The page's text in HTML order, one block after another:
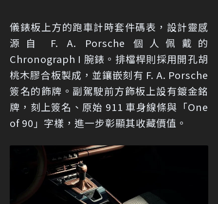
儀錶板上方的跑車計時套件碼表，設計靈感
源自 F. A. Porsche 個人佩戴的
Chronograph I 腕錶。排檔桿則採用開孔胡
桃木膠合板製成，並鑲嵌刻有 F. A. Porsche
簽名的飾牌。副駕駛前方飾板上設有鍍金銘
牌，刻上簽名、原始 911 車身線條與「One
of 90」字樣，進一步彰顯其收藏價值。